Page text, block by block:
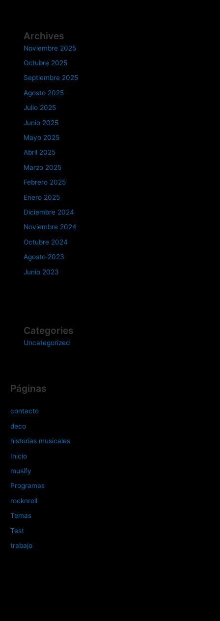
Archives
Noviembre 2025
Octubre 2025
Septiembre 2025
Agosto 2025
Julio 2025
Junio 2025
Mayo 2025
Abril 2025
Marzo 2025
Febrero 2025
Enero 2025
Diciembre 2024
Noviembre 2024
Octubre 2024
Agosto 2023
Junio 2023
Categories
Uncategorized
Páginas
contacto
deco
historias musicales
Inicio
musify
Programas
rocknroll
Temas
Test
trabajo